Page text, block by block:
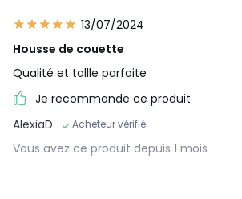
13/07/2024
Housse de couette
Qualité et tallle parfaite
Je recommande ce produit
AlexiaD
Acheteur vérifié
Vous avez ce produit depuis 1 mois